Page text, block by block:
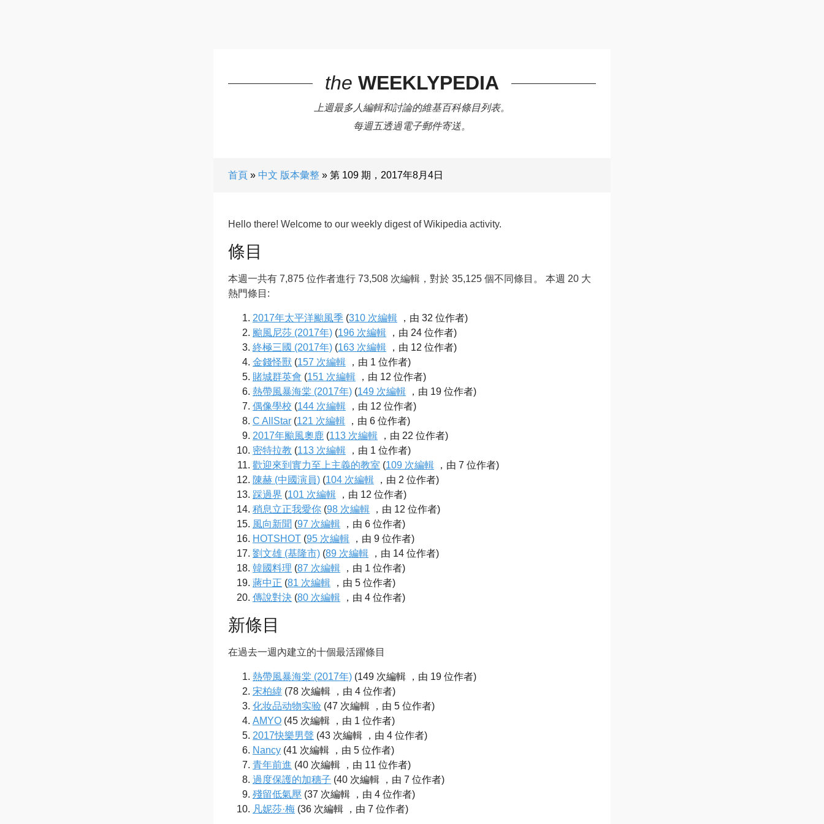
the WEEKLYPEDIA
上週最多人編輯和討論的維基百科條目列表。
每週五透過電子郵件寄送。
首頁 中文 版本彙整 第 109 期，2017年8月4日
Hello there! Welcome to our weekly digest of Wikipedia activity.
條目
本週一共有 7,875 位作者進行 73,508 次編輯，對於 35,125 個不同條目。 本週 20 大
熱門條目:
2017年太平洋颱風季 (310 次編輯 ，由 32 位作者)
颱風尼莎 (2017年) (196 次編輯 ，由 24 位作者)
終極三國 (2017年) (163 次編輯 ，由 12 位作者)
金錢怪獸 (157 次編輯 ，由 1 位作者)
賭城群英會 (151 次編輯 ，由 12 位作者)
熱帶風暴海棠 (2017年) (149 次編輯 ，由 19 位作者)
偶像學校 (144 次編輯 ，由 12 位作者)
C AllStar (121 次編輯 ，由 6 位作者)
2017年颱風奧鹿 (113 次編輯 ，由 22 位作者)
密特拉教 (113 次編輯 ，由 1 位作者)
歡迎來到實力至上主義的教室 (109 次編輯 ，由 7 位作者)
陳赫 (中國演員) (104 次編輯 ，由 2 位作者)
踩過界 (101 次編輯 ，由 12 位作者)
稍息立正我愛你 (98 次編輯 ，由 12 位作者)
風向新聞 (97 次編輯 ，由 6 位作者)
HOTSHOT (95 次編輯 ，由 9 位作者)
劉文雄 (基隆市) (89 次編輯 ，由 14 位作者)
韓國料理 (87 次編輯 ，由 1 位作者)
蔣中正 (81 次編輯 ，由 5 位作者)
傳說對決 (80 次編輯 ，由 4 位作者)
新條目
在過去一週內建立的十個最活躍條目
熱帶風暴海棠 (2017年) (149 次編輯 ，由 19 位作者)
宋柏緯 (78 次編輯 ，由 4 位作者)
化妆品动物实验 (47 次編輯 ，由 5 位作者)
AMYO (45 次編輯 ，由 1 位作者)
2017快樂男聲 (43 次編輯 ，由 4 位作者)
Nancy (41 次編輯 ，由 5 位作者)
青年前進 (40 次編輯 ，由 11 位作者)
過度保護的加穗子 (40 次編輯 ，由 7 位作者)
殘留低氣壓 (37 次編輯 ，由 4 位作者)
凡妮莎·梅 (36 次編輯 ，由 7 位作者)